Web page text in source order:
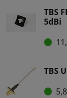
TBS
5dBi
TBS